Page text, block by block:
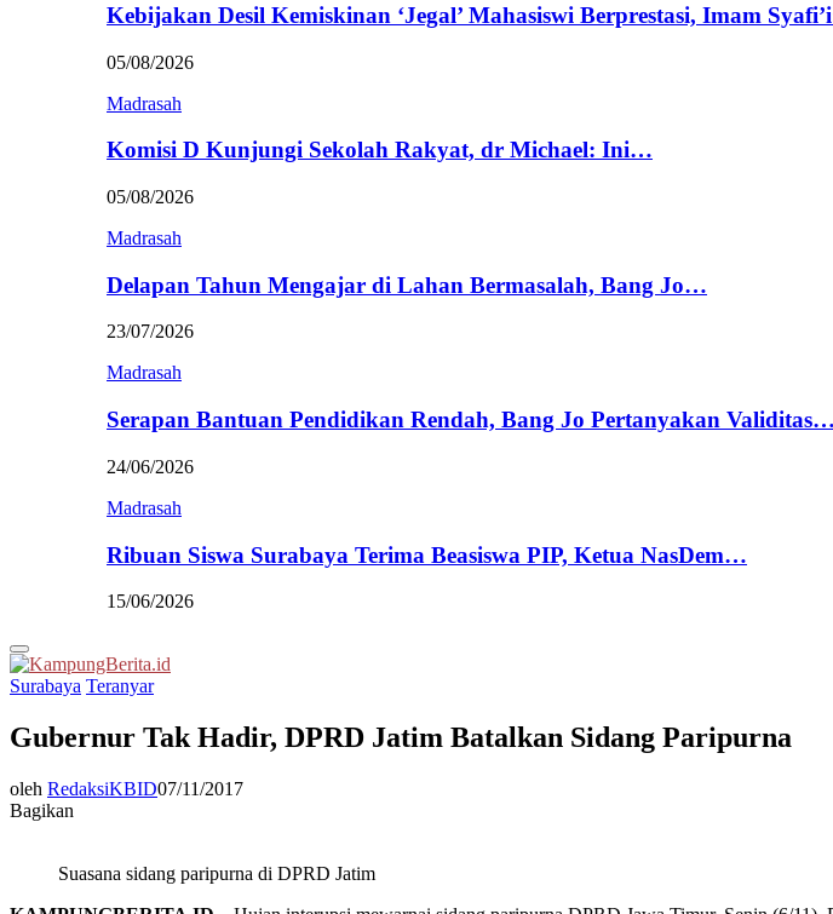
Kebijakan Desil Kemiskinan ‘Jegal’ Mahasiswi Berprestasi, Imam
05/08/2026
Madrasah
Komisi D Kunjungi Sekolah Rakyat, dr Michael: Ini…
05/08/2026
Madrasah
Delapan Tahun Mengajar di Lahan Bermasalah, Bang Jo…
23/07/2026
Madrasah
Serapan Bantuan Pendidikan Rendah, Bang Jo Pertanyakan Validitas…
24/06/2026
Madrasah
Ribuan Siswa Surabaya Terima Beasiswa PIP, Ketua NasDem…
15/06/2026
Primary
Menu
Surabaya Teranyar
Gubernur Tak Hadir, DPRD Jatim Batalkan Sidang Paripurna
oleh RedaksiKBID07/11/2017
Bagikan
Suasana sidang paripurna di DPRD Jatim